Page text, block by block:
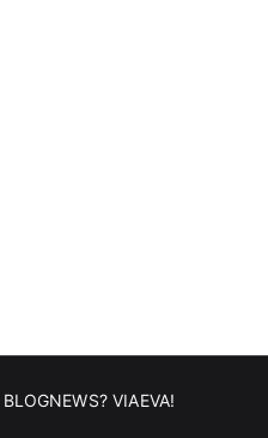
BLOGNEWS? VIAEVA!